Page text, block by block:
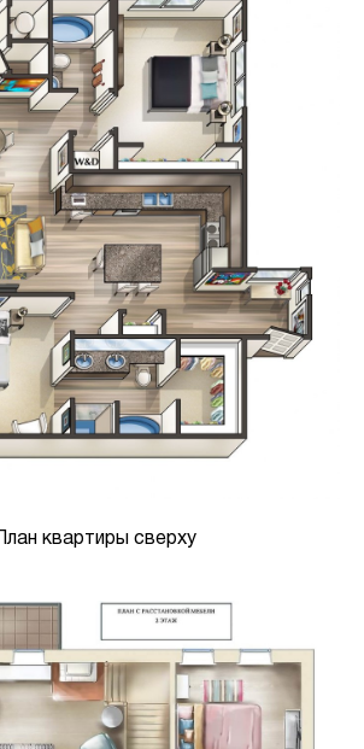
План квартиры сверху